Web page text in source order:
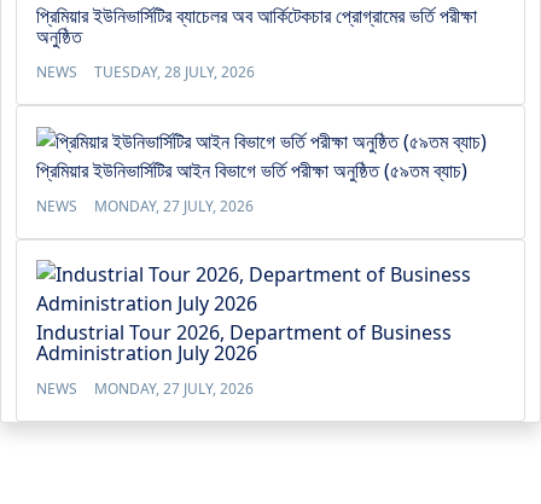
প্রিমিয়ার ইউনিভার্সিটির ব্যাচেলর অব আর্কিটেকচার প্রোগ্রামের ভর্তি পরীক্ষা
অনুষ্ঠিত
NEWS TUESDAY, 28 JULY, 2026
প্রিমিয়ার ইউনিভার্সিটির আইন বিভাগে ভর্তি পরীক্ষা অনুষ্ঠিত (৫৯তম ব্যাচ)
NEWS MONDAY, 27 JULY, 2026
Industrial Tour 2026, Department of Business
Administration July 2026
NEWS MONDAY, 27 JULY, 2026